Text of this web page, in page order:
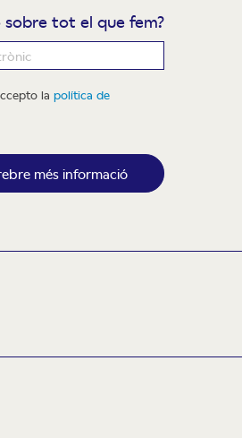
tot el que fem?
lapolítica de
més informació